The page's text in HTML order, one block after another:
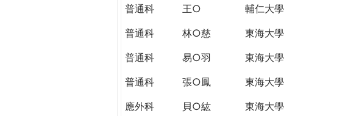
普通科
王○ 輔仁大學
普通科
林○慈 東海大學
普通科
易○羽 東海大學
普通科
張○鳳 東海大學
應外科
貝○紘 東海大學